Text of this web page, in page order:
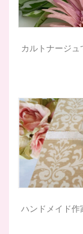
カルトナージ
ハンドメイド作